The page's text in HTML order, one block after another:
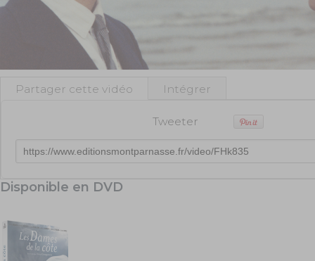
Partager cette vidéo Intégrer
Tweeter
Disponible en DVD